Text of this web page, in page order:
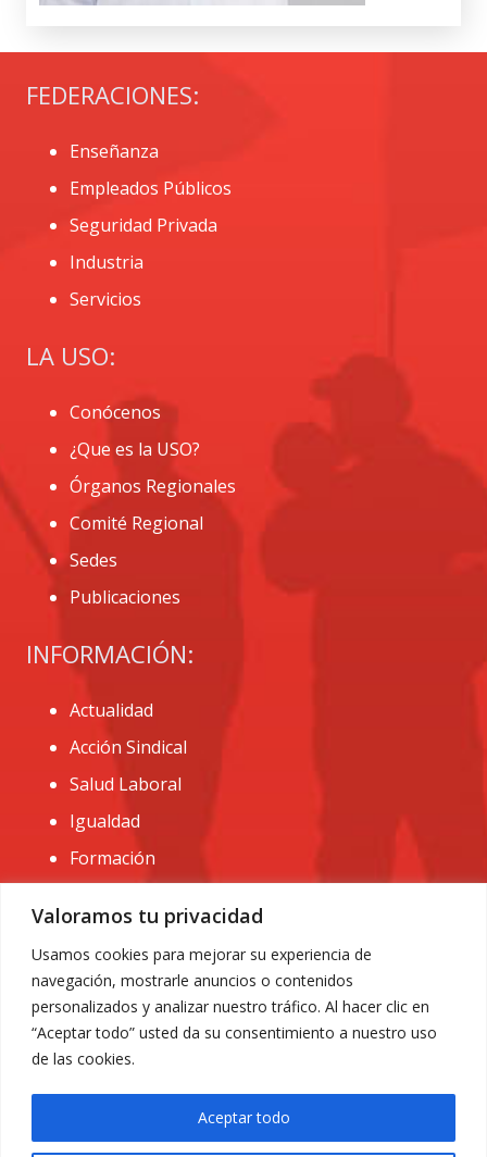
Valoramos tu privacidad
Usamos cookies para mejorar su experiencia de
navegación, mostrarle anuncios o contenidos
personalizados y analizar nuestro tráfico. Al hacer clic en
“Aceptar todo” usted da su consentimiento a nuestro uso
de las cookies.
Aceptar todo
FEDERACIONES:
Enseñanza
Empleados Públicos
Seguridad Privada
Industria
Servicios
LA USO:
Conócenos
¿Que es la USO?
Órganos Regionales
Comité Regional
Sedes
Publicaciones
INFORMACIÓN:
Actualidad
Acción Sindical
Salud Laboral
Igualdad
Formación
CONTACTO:
administracion@usomurcia.org
968 25 01 20
C/ Huerto de las bombas nº6. 30009 Murcia